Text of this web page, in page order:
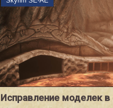
Исправление моделек